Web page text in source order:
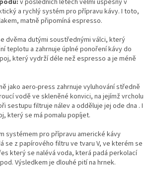
v posledních letech velmi úspěšný v
a rychlý systém pro přípravu kávy. I toto,
matně připomíná espresso.
dvěma dutými soustřednými válci, který
teplotu a zahrnuje úplné ponoření kávy do
který vydrží déle než espresso a je méně
jako aero-press zahrnuje vyluhování středně
vodě ve skleněné konvici, na jejímž vrcholu
sestupu filtruje nálev a odděluje jej ode dna . I
který se má pomalu popíjet.
systémem pro přípravu americké kávy
se z papírového filtru ve tvaru V, ve kterém se
který se nalévá voda, která padá perkolací
Výsledkem je dlouhé pití na hrnek.